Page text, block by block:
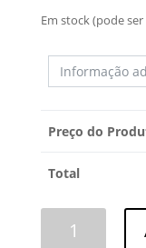
Em stock (pode
Preço do
Total